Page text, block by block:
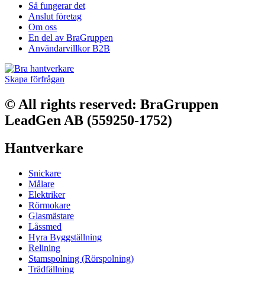
Så fungerar det
Anslut företag
Om oss
En del av BraGruppen
Användarvillkor B2B
Skapa förfrågan
© All rights reserved: BraGruppen
LeadGen AB (559250-1752)
Hantverkare
Snickare
Målare
Elektriker
Rörmokare
Glasmästare
Låssmed
Hyra Byggställning
Relining
Stamspolning (Rörspolning)
Trädfällning